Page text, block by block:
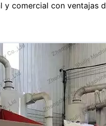
y comercial con ventajas